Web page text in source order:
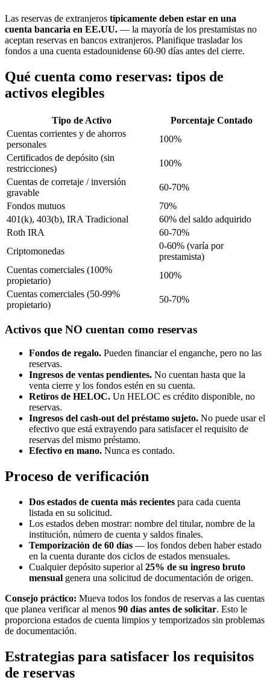
Las reservas de extranjeros típicamente deben estar en una
cuenta bancaria en EE.UU. — la mayoría de los prestamistas no
aceptan reservas en bancos extranjeros. Planifique trasladar los
fondos a una cuenta estadounidense 60-90 días antes del cierre.
Qué cuenta como reservas: tipos de
activos elegibles
Tipo de Activo
Porcentaje Contado
Cuentas corrientes y de ahorros
personales
100%
Certificados de depósito (sin
restricciones)
100%
Cuentas de corretaje / inversión
gravable
60-70%
Fondos mutuos
70%
401(k), 403(b), IRA Tradicional
60% del saldo adquirido
Roth IRA
60-70%
Criptomonedas
0-60% (varía por
prestamista)
Cuentas comerciales (100%
propietario)
100%
Cuentas comerciales (50-99%
propietario)
50-70%
Activos que NO cuentan como reservas
Fondos de regalo. Pueden financiar el enganche, pero no las
reservas.
Ingresos de ventas pendientes. No cuentan hasta que la
venta cierre y los fondos estén en su cuenta.
Retiros de HELOC. Un HELOC es crédito disponible, no
reservas.
Ingresos del cash-out del préstamo sujeto. No puede usar el
efectivo que está extrayendo para satisfacer el requisito de
reservas del mismo préstamo.
Efectivo en mano. Nunca es contado.
Proceso de verificación
Dos estados de cuenta más recientes para cada cuenta
listada en su solicitud.
Los estados deben mostrar: nombre del titular, nombre de la
institución, número de cuenta y saldos finales.
Temporización de 60 días — los fondos deben haber estado
en la cuenta durante dos ciclos de estados mensuales.
Cualquier depósito superior al 25% de su ingreso bruto
mensual genera una solicitud de documentación de origen.
Consejo práctico: Mueva todos los fondos de reservas a las cuentas
que planea verificar al menos 90 días antes de solicitar. Esto le
proporciona estados de cuenta limpios y temporizados sin problemas
de documentación.
Estrategias para satisfacer los requisitos
de reservas